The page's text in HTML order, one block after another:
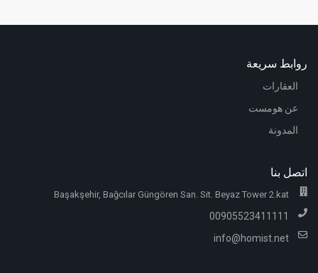
روابط سريعة
العقارات
عن هومست
المدونة
اتصل بنا
Başakşehir, Bağcılar Güngören San. Sit. Beyaz Tower 2.kat
00905523411111
info@homist.net